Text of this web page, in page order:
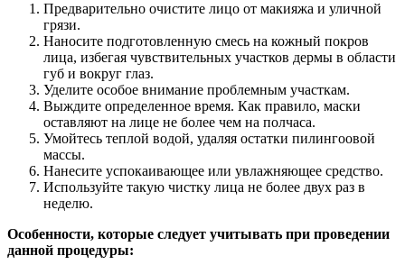
Предварительно очистите лицо от макияжа и уличной
грязи.
Наносите подготовленную смесь на кожный покров
лица, избегая чувствительных участков дермы в области
губ и вокруг глаз.
Уделите особое внимание проблемным участкам.
Выждите определенное время. Как правило, маски
оставляют на лице не более чем на полчаса.
Умойтесь теплой водой, удаляя остатки пилингоовой
массы.
Нанесите успокаивающее или увлажняющее средство.
Используйте такую чистку лица не более двух раз в
неделю.
Особенности, которые следует учитывать при проведении
данной процедуры: